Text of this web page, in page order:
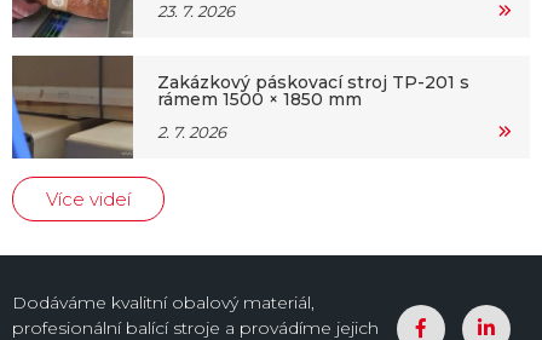
23. 7. 2026
Zakázkový páskovací stroj TP-201 s
rámem 1500 × 1850 mm
2. 7. 2026
Více videí
Dodáváme kvalitní obalový materiál,
profesionální balící stroje a provádíme jejich